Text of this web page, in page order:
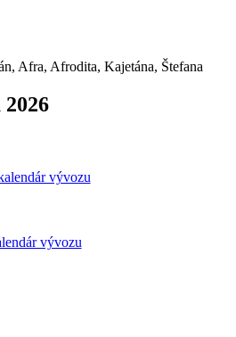
Afra, Afrodita, Kajetána, Štefana
vývozu